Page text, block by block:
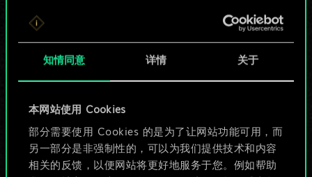
知情同意 详情 关于
本网站使用 Cookies
部分需要使用 Cookies 的是为了让网站功能可用，而
另一部分是非强制性的，可以为我们提供技术和内容
相关的反馈，以便网站将更好地服务于您。例如帮助
目前只是分享了一套
牌，但能做的不止这
些！